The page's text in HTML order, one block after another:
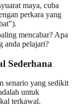
maya, cuba
perkara yang
mencabar? Apa
anda pelajari?
Sederhana
senario yang sedikit
untuk
terkawal.